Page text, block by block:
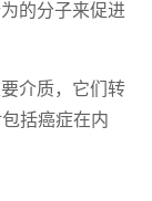
的分子来促进
介质，它们转
括癌症在内